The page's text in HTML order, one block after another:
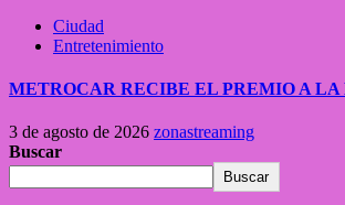
Ciudad
Entretenimiento
METROCAR RECIBE EL PREMIO A
3 de agosto de 2026 zonastreaming
Buscar
Buscar